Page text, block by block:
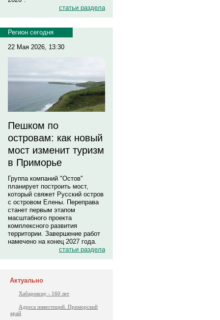
статьи раздела
Регион сегодня
22 Мая 2026, 13:30
Пешком по
островам: как новый
мост изменит туризм
в Приморье
Группа компаний "Остов"
планирует построить мост,
который свяжет Русский остров
с островом Елены. Переправа
станет первым этапом
масштабного проекта
комплексного развития
территории. Завершение работ
намечено на конец 2027 года.
статьи раздела
Актуально
Хабаровску - 160 лет
Адреса инвестиций. Приморский
край